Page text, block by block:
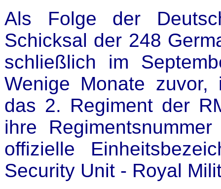
Als Folge der
Schicksal der 248
schließlich im
Wenige Monate
das 2. Regiment der
ihre
offizielle
Security Unit - Royal